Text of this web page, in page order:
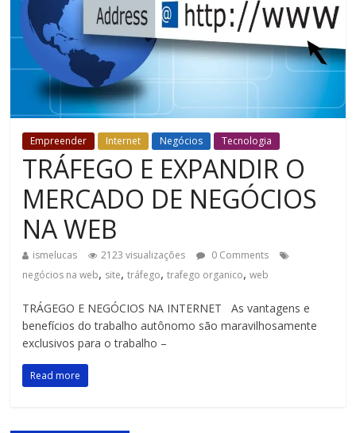
Empreender Internet Negócios Tecnologia
TRÁFEGO E EXPANDIR O
MERCADO DE NEGÓCIOS
NA WEB
ismelucas 2123 visualizações
0 Comments
negócios na web, site,tráfego,trafego organico,web
TRÁGEGO E NEGÓCIOS NA INTERNET As vantagens e
benefícios do trabalho autônomo são maravilhosamente
exclusivos para o trabalho –
Read more